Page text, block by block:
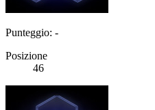
Punteggio: -
Posizione
46